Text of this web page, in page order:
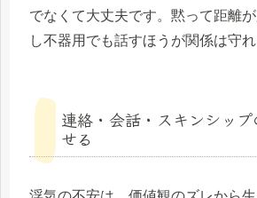
でなくて大丈夫です。黙って距離
し不器用でも話すほうが関係は守れ
連絡・会話・スキンシッ
せる